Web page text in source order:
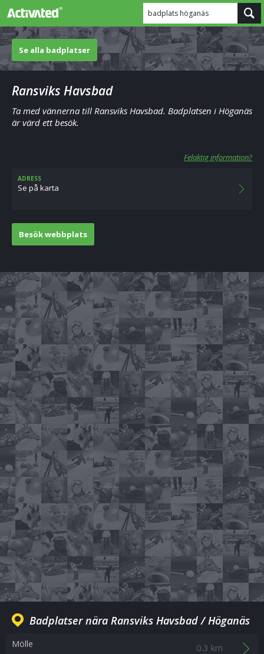
badplats höganäs
Se alla badplatser
Ransviks Havsbad
Ta med vännerna till Ransviks Havsbad. Badplatsen i Höganäs
är värd ett besök.
Felaktig information?
ADRESS
Se på karta
Besök webbplats
Badplatser nära Ransviks Havsbad / Höganäs
Mölle 0.3 km